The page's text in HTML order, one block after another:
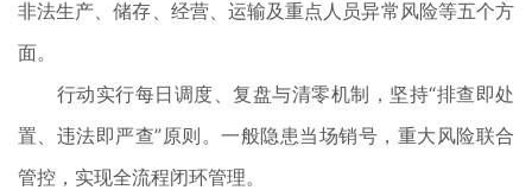
非法生产、储存、经营、运输及重点人员异常风险等五个方
面。
行动实行每日调度、复盘与清零机制，坚持“排查即处
置、违法即严查”原则。一般隐患当场销号，重大风险联合
管控，实现全流程闭环管理。